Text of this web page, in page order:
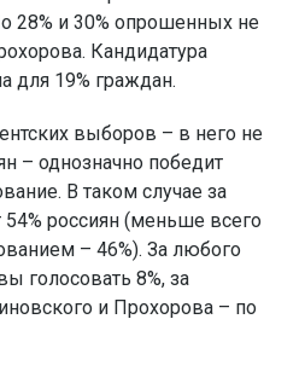
28% и 30% опрошенных не
Кандидатура
для 19% граждан.
выборов – в него не
– однозначно победит
В таком случае за
россиян (меньше всего
– 46%). За любого
голосовать 8%, за
и Прохорова – по